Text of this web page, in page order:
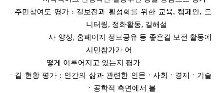
ㆍ주민참여도 평가 : 길보전과 활성화를 위한 교육, 캠페인, 모
니터링, 정화활동, 길해설
사 양성, 홈페이지 정보공유 등 좋은길 보전 활동에
시민참가가 어
떻게 이루어지고 있는지 평가
ㆍ길 현황 평가 : 인간의 삶과 관련한 인문ㆍ사회ㆍ경제ㆍ기술
ㆍ공학적 측면에서 볼